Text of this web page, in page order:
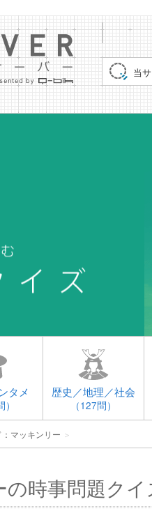
当
タメ 歴史／地理／社会
（127問）
マッキンリー ＞
時事問題ク